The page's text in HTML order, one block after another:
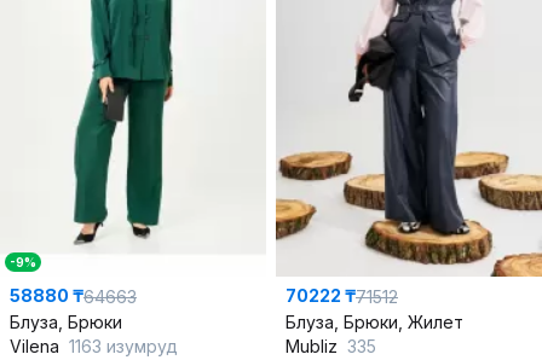
-9%
58880 ₸64663
Блуза, Брюки
Vilena 1163 изумруд
70222 ₸71512
Блуза, Брюки, Жилет
Mubliz 335